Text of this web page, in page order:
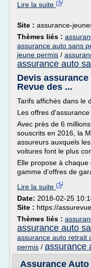
Lire la suite
Site : assurance-
Thèmes liés :
assurance auto sans
jeune permis /
assurance auto
Devis
Revue des ...
Tarifs affichés dans le
Les offres
Avec près de 6
souscrits en 2016, la
assureurs auxquels
voitures font le plus
Elle propose à
gamme d'offres de
Lire la suite
Date: 2018-02-25
Site : https://
Thèmes liés :
assurance auto
assurance auto retrait
permis / assurance
Assurance